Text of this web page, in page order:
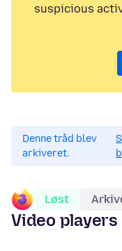
suspicious
Denne tråd blev
arkiveret.
Løst
Video